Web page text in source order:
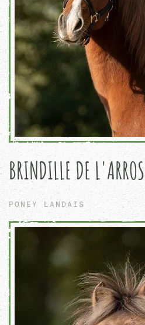
BRINDILLE DE L'ARROS
PONEY LANDAIS